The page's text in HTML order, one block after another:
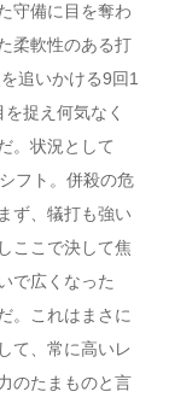
守備に目を奪わ
柔軟性のある打
追いかける9回1
捉え何気なく
。状況として
フト。併殺の危
ず、犠打も強い
ここで決して焦
で広くなった
。これはまさに
て、常に高いレ
のたまものと言